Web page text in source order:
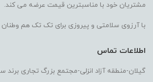
مشتریان خود با مناسبترین قیمت عرضه می کند.
با آرزوی سلامتی و پیروزی برای تک تک هم وطنان
اطلاعات تماس
گیلان-منطقه آزاد انزلی-مجتمع بزرگ تجاری برند